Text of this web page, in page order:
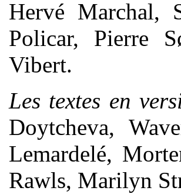
Hervé Marchal,
Policar, Pierre
Vibert.
Les textes en
Doytcheva,
Lemardelé,
Rawls, Marilyn